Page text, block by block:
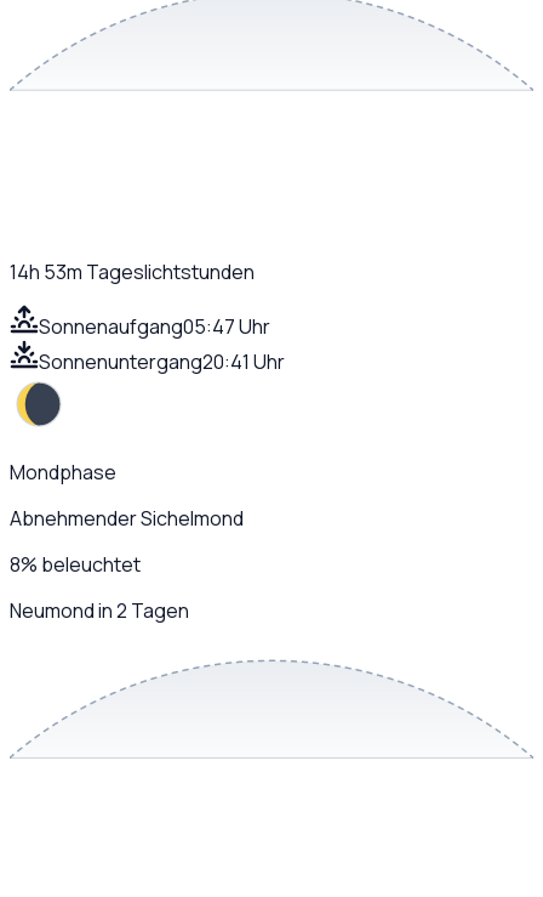
14h 53m Tageslichtstunden
Sonnenaufgang05:47 Uhr
Sonnenuntergang20:41 Uhr
Mondphase
Abnehmender Sichelmond
8% beleuchtet
Neumond in 2 Tagen